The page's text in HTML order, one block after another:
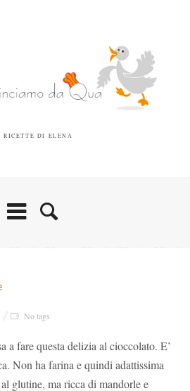
RICETTE DI ELENA
No tags
a fare questa delizia al cioccolato. E’
Non ha farina e quindi adattissima
glutine, ma ricca di mandorle e